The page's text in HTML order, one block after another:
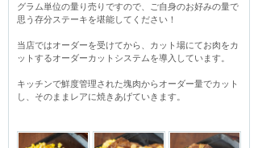
グラム単位の量り売りですので、ご自身のお好みの量で
思う存分ステーキを堪能してください！
当店ではオーダーを受けてから、カット場にてお肉をカ
ットするオーダーカットシステムを導入しています。
キッチンで鮮度管理された塊肉からオーダー量でカット
し、そのままレアに焼きあげていきます。